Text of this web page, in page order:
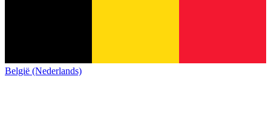
België (Nederlands)